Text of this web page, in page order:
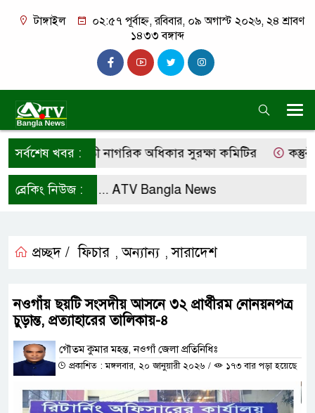
টাঙ্গাইল
০২:৫৭ পূর্বাহ্ন, রবিবার, ০৯ অগাস্ট ২০২৬, ২৪ শ্রাবণ
১৪৩৩ বঙ্গাব্দ
সর্বশেষ খবর :
কালিহাতী নাগরিক অধিকার সুরক্ষা কমিটির
ব্রেকিং নিউজ :
করে রাখুন ... ATV Bangla News
প্রচ্ছদ / ফিচার ,অন্যান্য ,সারাদেশ
নওগাঁয় ছয়টি সংসদীয় আসনে ৩২ প্রার্থীরম নোনয়নপত্র
চুড়ান্ত, প্রত্যাহারের তালিকায়-৪
গৌতম কুমার মহন্ত, নওগাঁ জেলা প্রতিনিধিঃ
প্রকাশিত : মঙ্গলবার, ২০ জানুয়ারী ২০২৬ / ১৭৩ বার পড়া হয়েছে